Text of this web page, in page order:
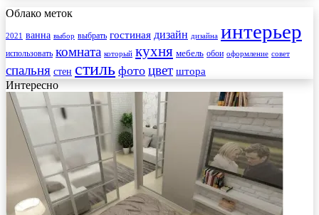
Облако меток
2021 ванна выбор выбрать гостиная дизайн дизайна интерьер
использовать комната который кухня мебель обои оформление совет
спальня стен стиль фото цвет штора
Интересно